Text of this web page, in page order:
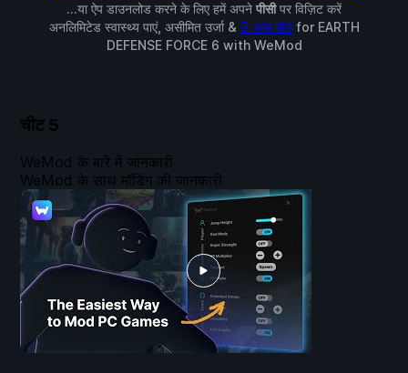
...या ऐप डाउनलोड करने के लिए हमें अपने पीसीपर विज़िट करें
अनलिमिटेड स्वास्थ्य पाएं, असीमित उर्जा & 3 अन्य मॉडfor EARTH
DEFENSE FORCE 6 with WeMod
चीट 5
WeMod के बारे में जानकारी
WeMod के साथ मॉडिंग की जानकारी